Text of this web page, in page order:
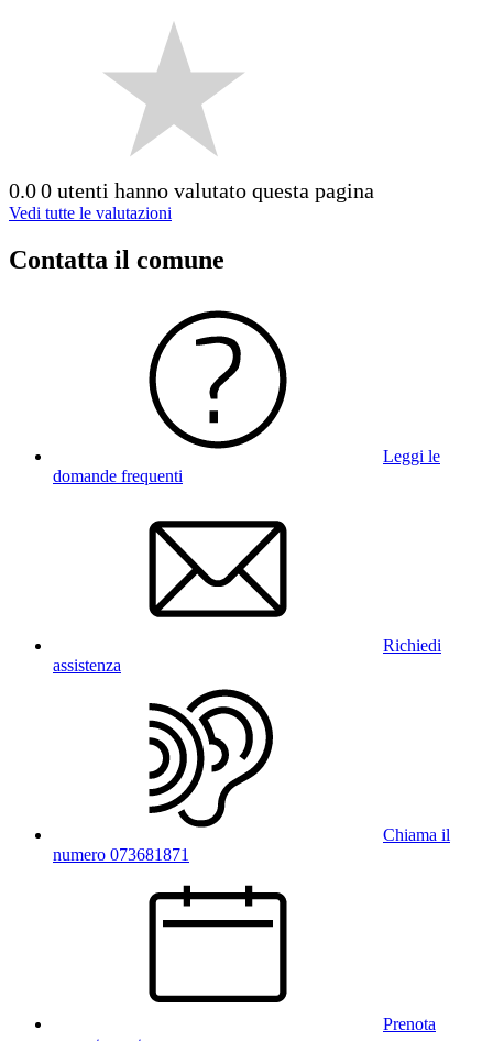
0.00 utenti hanno valutato questa pagina
Vedi tutte le valutazioni
Contatta il comune
Leggi le
domande frequenti
Richiedi
assistenza
Chiama il
numero 073681871
Prenota